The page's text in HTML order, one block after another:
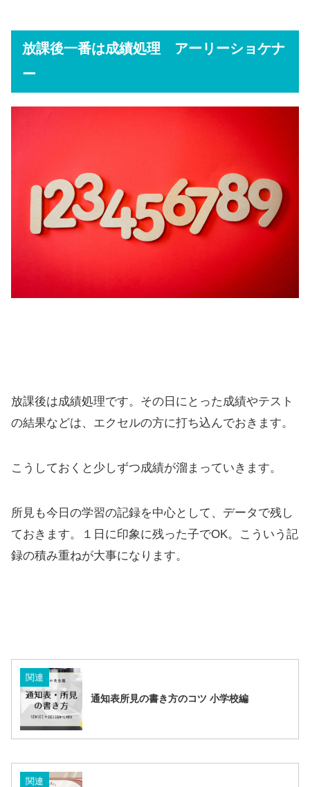
放課後一番は成績処理 アーリーショケナ
ー
放課後は成績処理です。その日にとった成績やテスト
の結果などは、エクセルの方に打ち込んでおきます。
こうしておくと少しずつ成績が溜まっていきます。
所見も今日の学習の記録を中心として、データで残し
ておきます。１日に印象に残った子でOK。こういう記
録の積み重ねが大事になります。
関連
通知表所見の書き方のコツ 小学校編
関連